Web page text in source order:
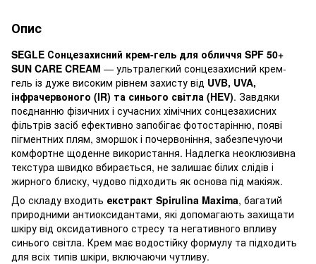
Опис
SEGLE Сонцезахисний крем-гель для обличчя SPF 50+
SUN CARE CREAM — ультралегкий сонцезахисний крем-
гель із дуже високим рівнем захисту від UVB, UVA,
інфрачервоного (IR) та синього світла (HEV). Завдяки
поєднанню фізичних і сучасних хімічних сонцезахисних
фільтрів засіб ефективно запобігає фотостарінню, появі
пігментних плям, зморшок і почервоніння, забезпечуючи
комфортне щоденне використання. Надлегка неоклюзивна
текстура швидко вбирається, не залишає білих слідів і
жирного блиску, чудово підходить як основа під макіяж.
До складу входить екстракт Spirulina Maxima, багатий
природними антиоксидантами, які допомагають захищати
шкіру від оксидативного стресу та негативного впливу
синього світла. Крем має водостійку формулу та підходить
для всіх типів шкіри, включаючи чутливу.